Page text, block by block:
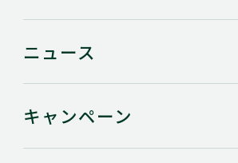
ニュース
キャンペーン